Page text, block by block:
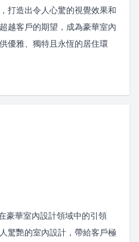
打造出令人心驚的視覺效果和
越客戶的期望，成為豪華室內
優雅、獨特且永恆的居住環
豪華室內設計領域中的引領
驚艷的室內設計，帶給客戶極